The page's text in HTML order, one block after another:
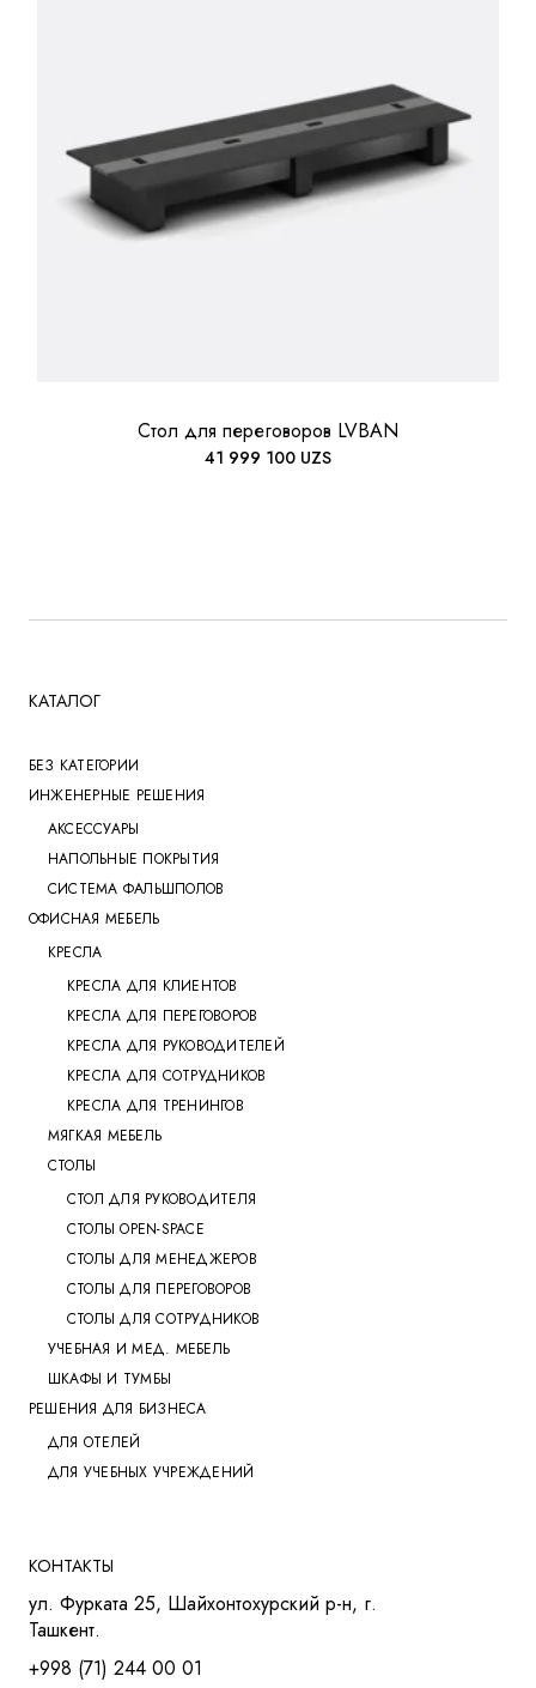
Стол для переговоров LVBAN
41 999 100 UZS
КАТАЛОГ
БЕЗ КАТЕГОРИИ
ИНЖЕНЕРНЫЕ РЕШЕНИЯ
АКСЕССУАРЫ
НАПОЛЬНЫЕ ПОКРЫТИЯ
СИСТЕМА ФАЛЬШПОЛОВ
ОФИСНАЯ МЕБЕЛЬ
КРЕСЛА
КРЕСЛА ДЛЯ КЛИЕНТОВ
КРЕСЛА ДЛЯ ПЕРЕГОВОРОВ
КРЕСЛА ДЛЯ РУКОВОДИТЕЛЕЙ
КРЕСЛА ДЛЯ СОТРУДНИКОВ
КРЕСЛА ДЛЯ ТРЕНИНГОВ
МЯГКАЯ МЕБЕЛЬ
СТОЛЫ
СТОЛ ДЛЯ РУКОВОДИТЕЛЯ
СТОЛЫ OPEN-SPACE
СТОЛЫ ДЛЯ МЕНЕДЖЕРОВ
СТОЛЫ ДЛЯ ПЕРЕГОВОРОВ
СТОЛЫ ДЛЯ СОТРУДНИКОВ
УЧЕБНАЯ И МЕД. МЕБЕЛЬ
ШКАФЫ И ТУМБЫ
РЕШЕНИЯ ДЛЯ БИЗНЕСА
ДЛЯ ОТЕЛЕЙ
ДЛЯ УЧЕБНЫХ УЧРЕЖДЕНИЙ
КОНТАКТЫ
ул. Фурката 25, Шайхонтохурский р-н, г.
Ташкент.
+998 (71) 244 00 01